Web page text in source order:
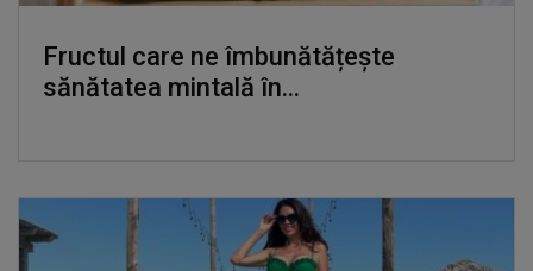
Fructul care ne îmbunătățește
sănătatea mintală în...